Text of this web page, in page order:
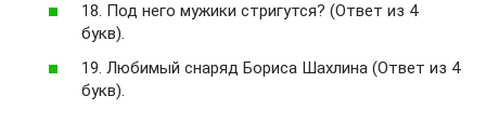
18. Под него мужики стригутся? (Ответ из 4
букв).
19. Любимый снаряд Бориса Шахлина (Ответ из 4
букв).